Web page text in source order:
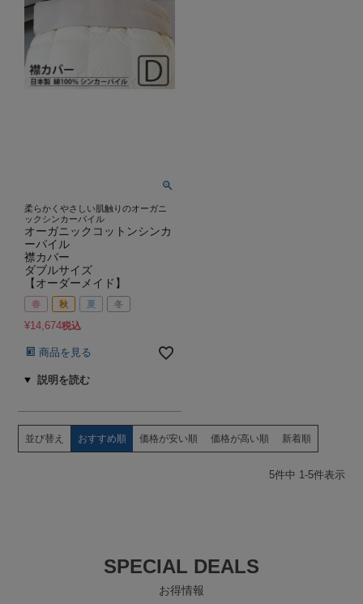
柔らかくやさしい肌触りのオーガニ
ックシンカーパイル
オーガニックコットンシンカ
ーパイル
襟カバー
ダブルサイズ
【オーダーメイド】
春 秋 夏 冬
¥14,674税込
商品を見る
並び替え おすすめ順 価格が安い順 価格が高い順 新着順
5件中 1-5件表示
SPECIAL DEALS
お得情報